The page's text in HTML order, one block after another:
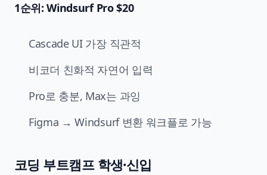
1순위: Windsurf Pro $20
Cascade UI 가장 직관적
비코더 친화적 자연어 입력
Pro로 충분, Max는 과잉
Figma → Windsurf 변환 워크플로 가능
코딩 부트캠프 학생·신입